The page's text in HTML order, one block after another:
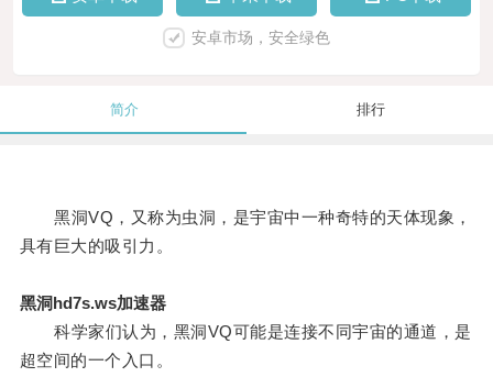
安卓市场，安全绿色
简介 排行
黑洞VQ，又称为虫洞，是宇宙中一种奇特的天体现象，
具有巨大的吸引力。
黑洞hd7s.ws加速器
科学家们认为，黑洞VQ可能是连接不同宇宙的通道，是
超空间的一个入口。